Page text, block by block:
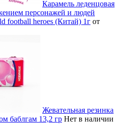
Карамель леденцовая
персонажей и людей
football heroes (Китай) 1г от
Жевательная резинка
баблгам 13,2 гр Нет в наличии